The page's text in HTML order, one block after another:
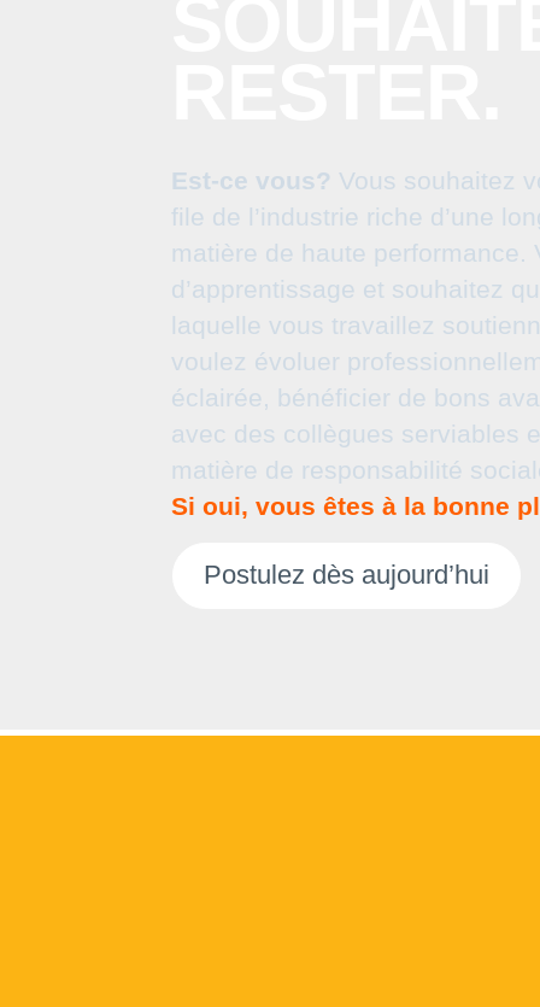
Est-ce vous? Vous souhaitez
file de l’industrie riche d’une
matière de haute performance.
d’apprentissage et souhaitez
laquelle vous travaillez
voulez évoluer
éclairée, bénéficier de bons
avec des collègues serviables
matière de responsabilité
Si oui, vous êtes à la bonne
Postulez dès aujourd’hui